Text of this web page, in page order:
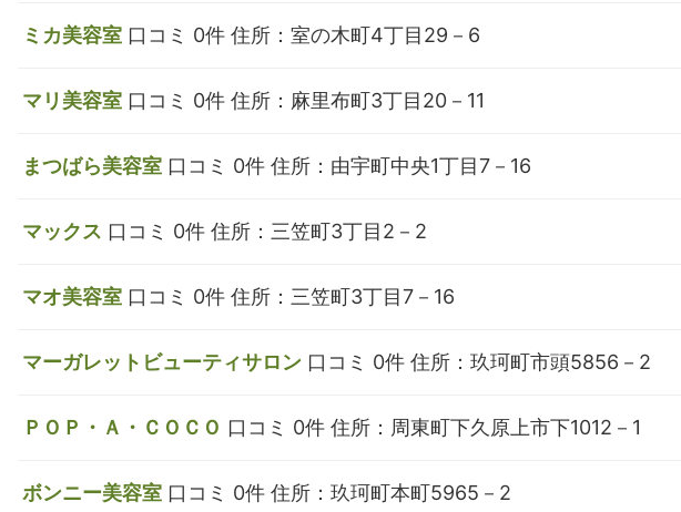
ミカ美容室 口コミ 0件 住所：室の木町4丁目29－6
マリ美容室 口コミ 0件 住所：麻里布町3丁目20－11
まつばら美容室 口コミ 0件 住所：由宇町中央1丁目7－16
マックス 口コミ 0件 住所：三笠町3丁目2－2
マオ美容室 口コミ 0件 住所：三笠町3丁目7－16
マーガレットビューティサロン 口コミ 0件 住所：玖珂町市頭5856－2
ＰＯＰ・Ａ・ＣＯＣＯ 口コミ 0件 住所：周東町下久原上市下1012－1
ボンニー美容室 口コミ 0件 住所：玖珂町本町5965－2